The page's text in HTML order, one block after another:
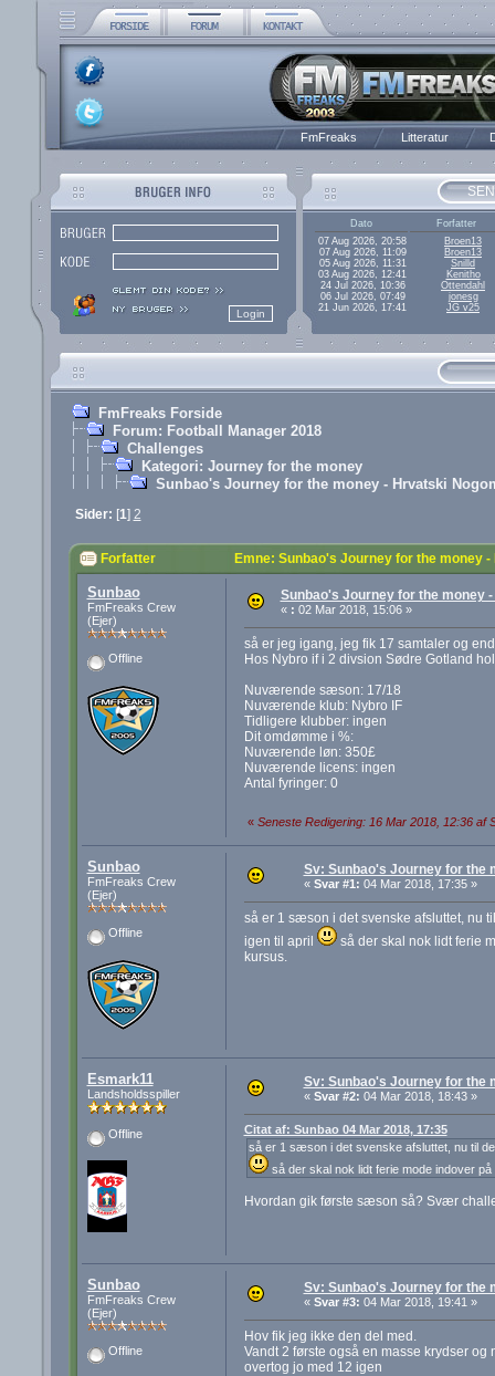
FmFreaks Litteratur
Dato
Forfatter
07 Aug 2026, 20:58
Broen13
07 Aug 2026, 11:09
Broen13
05 Aug 2026, 11:31
Snilld
03 Aug 2026, 12:41
Kenitho
24 Jul 2026, 10:36
Ottendahl
06 Jul 2026, 07:49
jonesg
21 Jun 2026, 17:41
JG v25
FmFreaks Forside
Forum: Football Manager 2018
Challenges
Kategori: Journey for the money
Sunbao's Journey for the money - Hrvatski
Sider: [1] 2
Forfatter Emne: Sunbao's Journey for the money
Sunbao
FmFreaks Crew
(Ejer)
Offline
Sunbao's Journey for the money
« : 02 Mar 2018, 15:06 »
så er jeg igang, jeg fik 17 samtaler og
Hos Nybro if i 2 divsion Sødre Gotland
Nuværende sæson: 17/18
Nuværende klub: Nybro IF
Tidligere klubber: ingen
Dit omdømme i %:
Nuværende løn: 350£
Nuværende licens: ingen
Antal fyringer: 0
« Seneste Redigering: 16 Mar 2018, 12:36 af
Sunbao
FmFreaks Crew
(Ejer)
Offline
Sv: Sunbao's Journey for the
« Svar #1: 04 Mar 2018, 17:35 »
så er 1 sæson i det svenske afsluttet, nu
igen til april
så der skal nok lidt ferie
kursus.
Esmark11
Landsholdsspiller
Offline
Sv: Sunbao's Journey for the
« Svar #2: 04 Mar 2018, 18:43 »
Citat af: Sunbao 04 Mar 2018, 17:35
så er 1 sæson i det svenske afsluttet, nu til
så der skal nok lidt ferie mode indover
Hvordan gik første sæson så? Svær
Sunbao
FmFreaks Crew
(Ejer)
Offline
Sv: Sunbao's Journey for the
« Svar #3: 04 Mar 2018, 19:41 »
Hov fik jeg ikke den del med.
Vandt 2 første også en masse krydser
overtog jo med 12 igen